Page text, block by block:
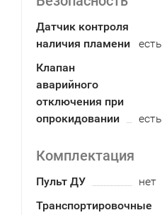
Датчик контроля
наличия пламени
есть
Клапан
аварийного
отключения при
опрокидовании
есть
Комплектация
Пульт ДУ
нет
Транспортировочные